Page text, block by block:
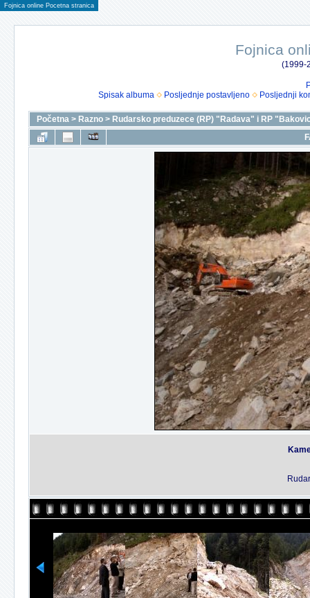
Fojnica online Pocetna stranica
Fojnica
(1999-
Spisak albuma
Posljednje postavljeno Posljednji
Početna > Razno > Rudarsko preduzece (RP) "Radava" i RP